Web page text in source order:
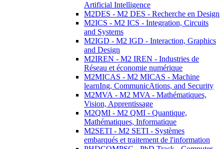
Artificial Intelligence
M2DES - M2 DES - Recherche en Design
M2ICS - M2 ICS - Integration, Circuits
and Systems
M2IGD - M2 IGD - Interaction, Graphics
and Design
M2IREN - M2 IREN - Industries de
Réseau et économie numérique
M2MICAS - M2 MICAS - Machine
learnIng, CommunicAtions, and Security
M2MVA - M2 MVA - Mathématiques,
Vision, Apprentissage
M2QMI - M2 QMI - Quantique,
Mathématiques, Informatique
M2SETI - M2 SETI - Systèmes
embarqués et traitement de l'information